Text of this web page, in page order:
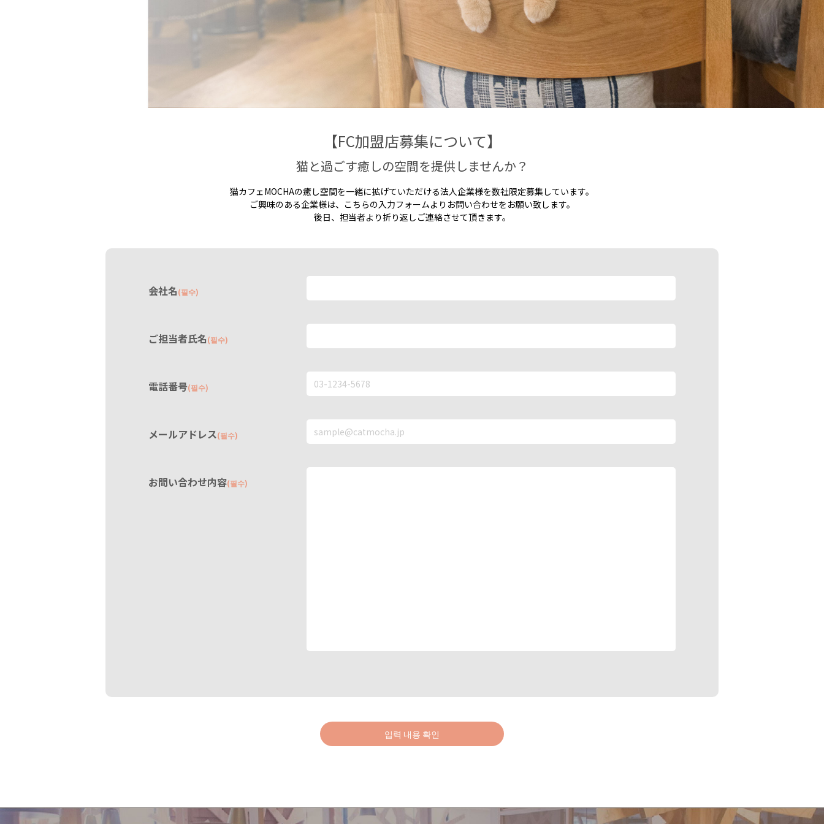
【FC加盟店募集について】
猫と過ごす癒しの空間を提供しませんか？
猫カフェMOCHAの癒し空間を一緒に拡げていただける法人企業様を数社限定募集しています。
ご興味のある企業様は、こちらの入力フォームよりお問い合わせをお願い致します。
後日、担当者より折り返しご連絡させて頂きます。
会社名(필수)
ご担当者氏名(필수)
電話番号(필수)
メールアドレス(필수)
お問い合わせ内容(필수)